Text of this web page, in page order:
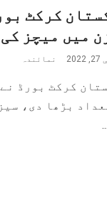
کرکٹ
میں میچز
نمائندہ
کرکٹ بورڈ
بڑھا دی،